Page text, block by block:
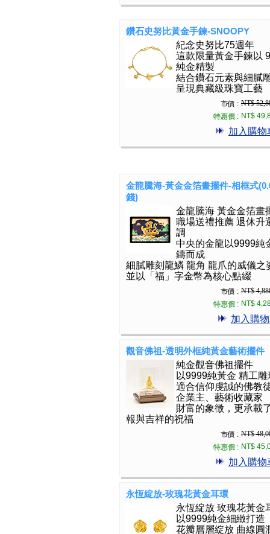
鑽石史努比黃金手鍊-SNOOPY
紀念史努比75週年
這款限量黃金手鍊以
純金精製
結合鑽石元素與細膩
呈現典藏級珠寶工藝
市價 : NT$
特惠價 : NT$
加入購物
金龍騰海-黃金金箔畫擺件-相框式
錢)
金龍騰海 黃金金箔畫
職場送禮推薦 退休升
調
中央的金龍以9999純
鑄而成
細膩雕刻龍鱗 龍角 龍爪的威儀之
並以「福」字金幣為核心點綴
市價 : NT$
特惠價 : NT$
加入購
觀音佛祖-透明外框純黃金藝術擺件
純金觀音佛祖擺件
以9999純黃金 精工雕
適合信仰虔誠的佛教
企業主、藝術收藏家
財富的象徵，更承載
報與吉祥的祝福
市價 : NT$
特惠價 : NT$
加入購物
永恆綻放-玫瑰花黃金耳環
永恆綻放 玫瑰花黃金
以9999純金細緻打造
花瓣層層綻放 曲線圓